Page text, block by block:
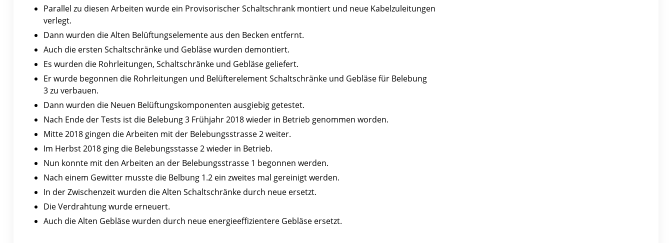
Parallel zu diesen Arbeiten wurde ein Provisorischer Schaltschrank montiert und neue Kabelzuleitungen
verlegt.
Dann wurden die Alten Belüftungselemente aus den Becken entfernt.
Auch die ersten Schaltschränke und Gebläse wurden demontiert.
Es wurden die Rohrleitungen, Schaltschränke und Gebläse geliefert.
Er wurde begonnen die Rohrleitungen und Belüfterelement Schaltschränke und Gebläse für Belebung
3 zu verbauen.
Dann wurden die Neuen Belüftungskomponenten ausgiebig getestet.
Nach Ende der Tests ist die Belebung 3 Frühjahr 2018 wieder in Betrieb genommen worden.
Mitte 2018 gingen die Arbeiten mit der Belebungsstrasse 2 weiter.
Im Herbst 2018 ging die Belebungsstasse 2 wieder in Betrieb.
Nun konnte mit den Arbeiten an der Belebungsstrasse 1 begonnen werden.
Nach einem Gewitter musste die Belbung 1.2 ein zweites mal gereinigt werden.
In der Zwischenzeit wurden die Alten Schaltschränke durch neue ersetzt.
Die Verdrahtung wurde erneuert.
Auch die Alten Gebläse wurden durch neue energieeffizientere Gebläse ersetzt.